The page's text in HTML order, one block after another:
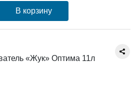
В корзину